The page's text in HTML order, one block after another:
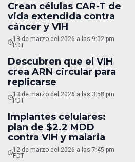
Crean células CAR-T de
vida extendida contra
cáncer y VIH
13 de marzo del 2026 a las 9:02 pm
PDT
Descubren que el VIH
crea ARN circular para
replicarse
13 de marzo del 2026 a las 3:58 pm
PDT
Implantes celulares:
plan de $2.2 MDD
contra VIH y malaria
12 de marzo del 2026 a las 7:45 pm
PDT